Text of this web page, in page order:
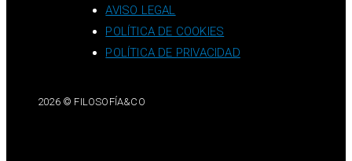
AVISO LEGAL
POLÍTICA DE COOKIES
POLÍTICA DE PRIVACIDAD
2026 © FILOSOFÍA&CO